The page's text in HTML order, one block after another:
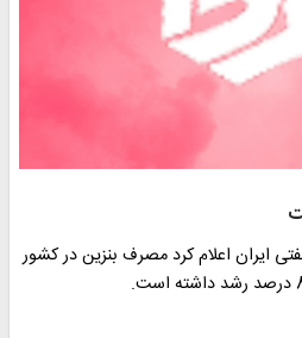
ایران اعلام کرد مصرف بنزین در کشور